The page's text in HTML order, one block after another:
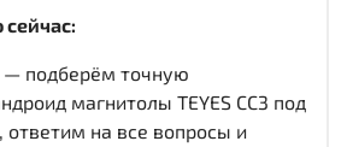
— подберём точную
магнитолы TEYES CC3 под
на все вопросы и